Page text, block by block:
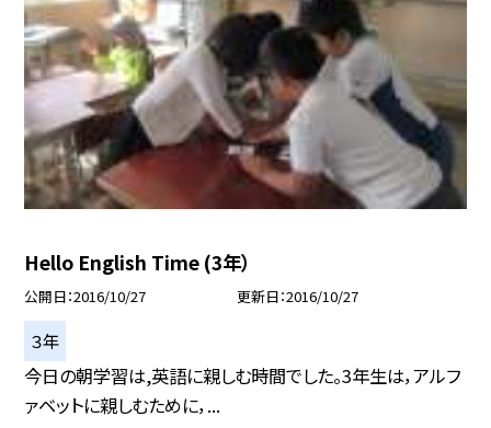
Hello English Time (3年）
公開日 2016/10/27 更新日 2016/10/27
３年
今日の朝学習は,英語に親しむ時間でした。3年生は，アルフ
ァベットに親しむために，...